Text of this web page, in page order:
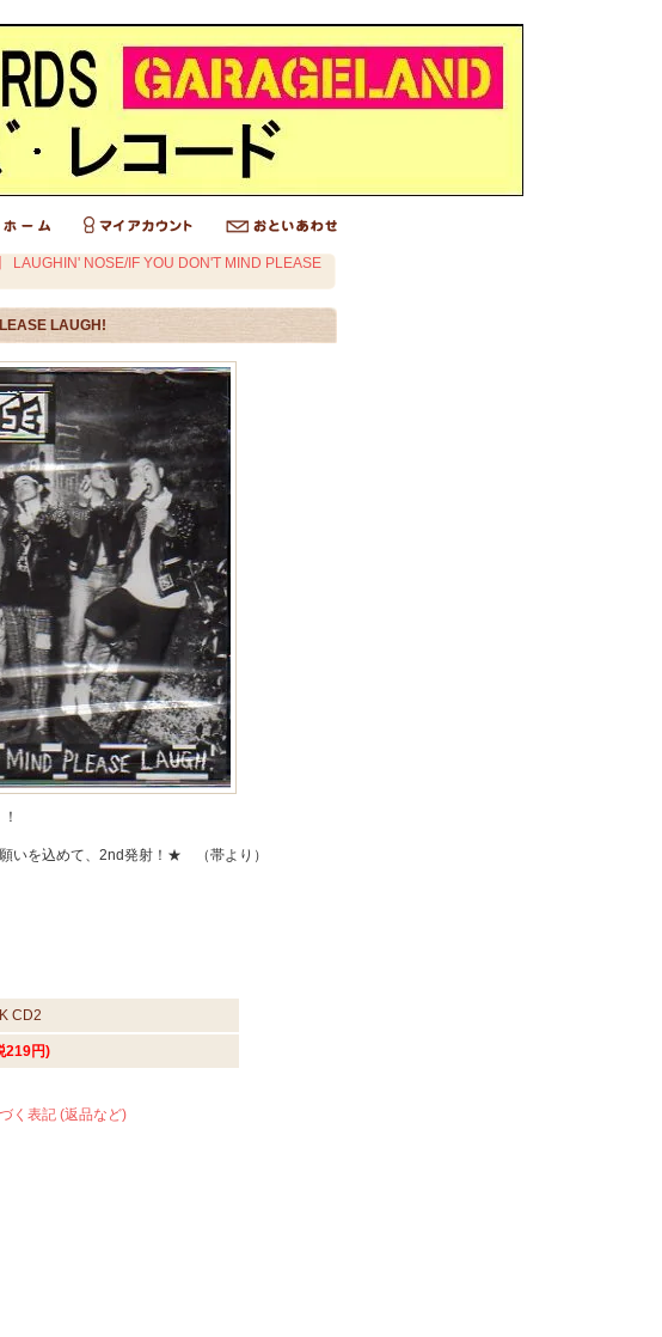
LAUGHIN' NOSE/IF YOU DON'T MIND PLEASE
LAUGH!
いを込めて、2nd発射！★ （帯より）
CD2
219円)
く表記 (返品など)